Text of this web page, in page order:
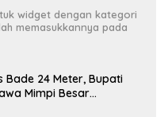
widget dengan kategori
memasukkannya pada
Bade 24 Meter, Bupati
Mimpi Besar